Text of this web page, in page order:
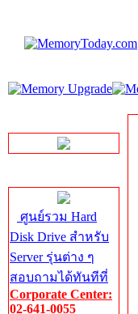
ศูนย์รวม Hard
Disk Drive สำหรับ
Server รุ่นต่าง ๆ
สอบถามได้ทันทีที่
Corporate Center:
02-641-0055